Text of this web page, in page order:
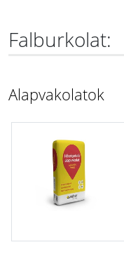
Falburkolat:
Alapvakolatok